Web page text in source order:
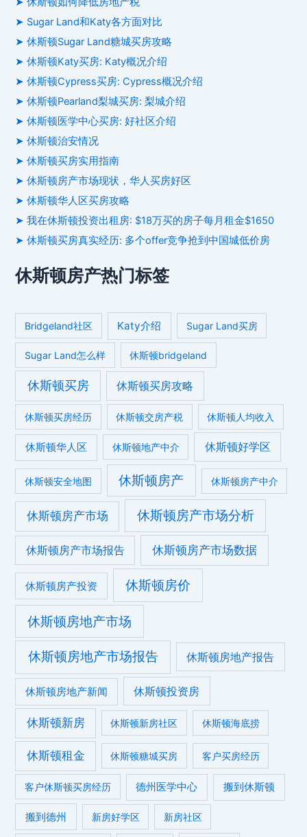
➤ Sugar Land和Katy各方面对比
➤ 休斯顿Sugar Land糖城买房攻略
➤ 休斯顿Katy买房: Katy概况介绍
➤ 休斯顿Cypress买房: Cypress概况介绍
➤ 休斯顿Pearland梨城买房: 梨城介绍
➤ 休斯顿医学中心买房: 好社区介绍
➤ 休斯顿治安情况
➤ 休斯顿买房实用指南
➤ 休斯顿房产市场现状，华人买房好区
➤ 休斯顿华人区买房攻略
➤ 我在休斯顿投资出租房: $18万买的房子每月租金$1650
➤ 休斯顿买房真实经历: 多个offer竞争抢到中国城低价房
休斯顿房产热门标签
Bridgeland社区 Katy介绍 Sugar Land买房
Sugar Land怎么样 休斯顿bridgeland
休斯顿买房 休斯顿买房攻略
休斯顿买房经历 休斯顿交房产税 休斯顿人均收入
休斯顿华人区 休斯顿地产中介 休斯顿好学区
休斯顿安全地图 休斯顿房产 休斯顿房产中介
休斯顿房产市场 休斯顿房产市场分析
休斯顿房产市场报告 休斯顿房产市场数据
休斯顿房产投资 休斯顿房价
休斯顿房地产市场
休斯顿房地产市场报告 休斯顿房地产报告
休斯顿房地产新闻 休斯顿投资房
休斯顿新房 休斯顿新房社区 休斯顿海底捞
休斯顿租金 休斯顿糖城买房 客户买房经历
客户休斯顿买房经历 德州医学中心 搬到休斯顿
搬到德州 新房好学区 新房社区